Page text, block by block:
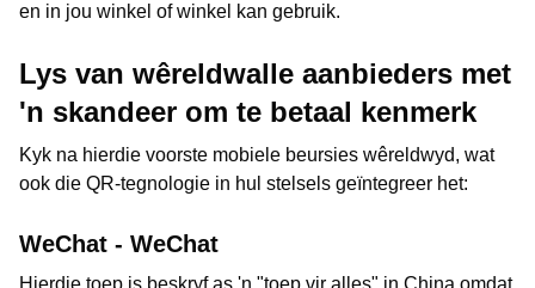
en in jou winkel of winkel kan gebruik.
Lys van wêreldwalle aanbieders met
'n skandeer om te betaal kenmerk
Kyk na hierdie voorste mobiele beursies wêreldwyd, wat
ook die QR-tegnologie in hul stelsels geïntegreer het:
WeChat - WeChat
Hierdie toep is beskryf as 'n "toep vir alles" in China omdat